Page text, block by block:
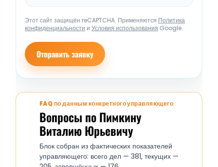
Этот сайт защищён reCAPTCHA. Применяются Политика
конфиденциальности и Условия использования Google.
Отправить заявку
FAQ по данным конкретного управляющего
Вопросы по Пимкину
Виталию Юрьевичу
Блок собран из фактических показателей
управляющего: всего дел — 381, текущих —